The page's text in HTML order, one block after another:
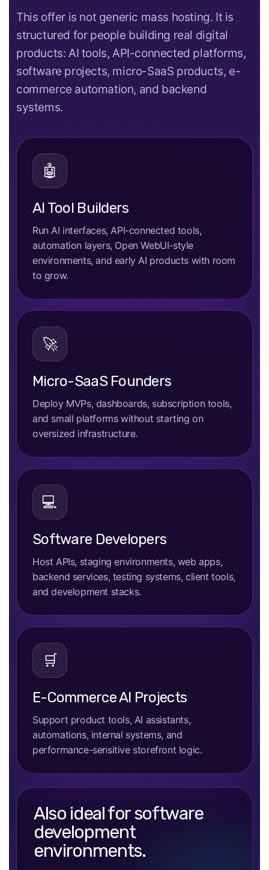
This offer is not generic mass hosting. It is
structured for people building real digital
products: AI tools, API-connected platforms,
software projects, micro-SaaS products, e-
commerce automation, and backend
systems.
🤖
AI Tool Builders
Run AI interfaces, API-connected tools,
automation layers, Open WebUI-style
environments, and early AI products with room
to grow.
🚀
Micro-SaaS Founders
Deploy MVPs, dashboards, subscription tools,
and small platforms without starting on
oversized infrastructure.
💻
Software Developers
Host APIs, staging environments, web apps,
backend services, testing systems, client tools,
and development stacks.
🛒
E-Commerce AI Projects
Support product tools, AI assistants,
automations, internal systems, and
performance-sensitive storefront logic.
Also ideal for software
development
environments.